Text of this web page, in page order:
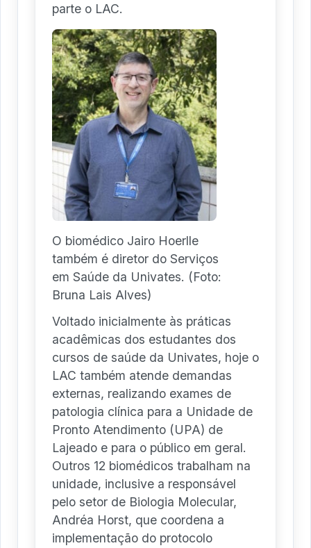
parte o LAC.
O biomédico Jairo Hoerlle
também é diretor do Serviços
em Saúde da Univates. (Foto:
Bruna Lais Alves)
Voltado inicialmente às práticas
acadêmicas dos estudantes dos
cursos de saúde da Univates, hoje o
LAC também atende demandas
externas, realizando exames de
patologia clínica para a Unidade de
Pronto Atendimento (UPA) de
Lajeado e para o público em geral.
Outros 12 biomédicos trabalham na
unidade, inclusive a responsável
pelo setor de Biologia Molecular,
Andréa Horst, que coordena a
implementação do protocolo